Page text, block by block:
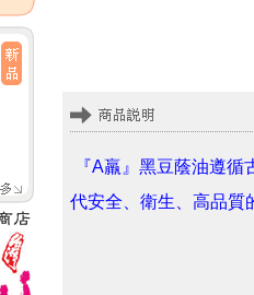
『A羸』黑豆蔭油遵
代安全、衛生、高品質